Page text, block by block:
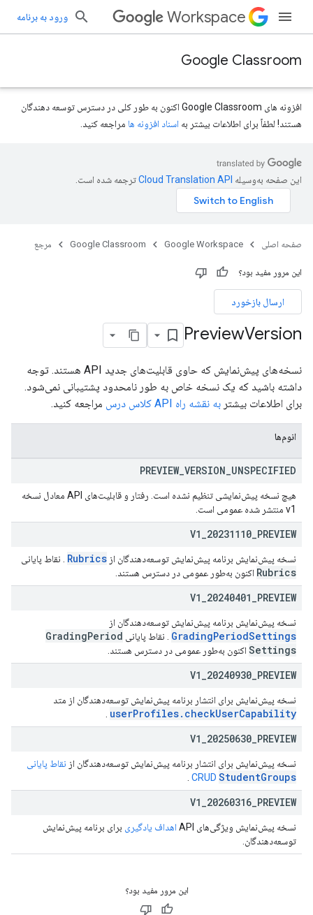
Workspace ورود به برنامه
Google Classroom
افزونه های Google Classroom اکنون به طور کلی در دسترس توسعه دهندگان
هستند! لطفاً برای اطلاعات بیشتر به اسناد افزونه ها مراجعه کنید.
این صفحه به‌وسیله ترجمه شده است.
صفحه اصلی Google Workspace
Google Classroom مرجع
این مرور مفید بود؟
ارسال بازخورد
PreviewVersion
نسخه‌های پیش‌نمایش که حاوی قابلیت‌های جدید API هستند. توجه
داشته باشید که یک نسخه خاص به طور نامحدود پشتیبانی نمی‌شود.
برای اطلاعات بیشتر به نقشه راه API کلاس درس مراجعه کنید.
انوم‌ها
PREVIEW_ VERSION UNSPECIFIED
هیچ نسخه پیش‌نمایشی تنظیم نشده است. رفتار و قابلیت‌های API معادل نسخه
v1 منتشر شده عمومی است.
V1 20231110 PREVIEW
نسخه پیش‌نمایش برنامه پیش‌نمایش توسعه‌دهندگان از Rubrics . نقاط پایانی
Rubrics اکنون به‌طور عمومی در دسترس هستند.
V1 20240401 PREVIEW
نسخه پیش‌نمایش برنامه پیش‌نمایش توسعه‌دهندگان از
GradingPeriodSettings . نقاط پایانی GradingPeriod
Settings اکنون به‌طور عمومی در دسترس هستند.
V1 20240930 PREVIEW
نسخه پیش‌نمایش برای انتشار برنامه پیش‌نمایش توسعه‌دهندگان از متد
userProfiles.checkUserCapability
V1 20250630 PREVIEW
نسخه پیش‌نمایش برای انتشار برنامه پیش‌نمایش توسعه‌دهندگان از نقاط پایانی
CRUD StudentGroups
V1 20260316 PREVIEW
نسخه پیش‌نمایش ویژگی‌های API اهداف یادگیری برای برنامه پیش‌نمایش
توسعه‌دهندگان.
این مرور مفید بود؟